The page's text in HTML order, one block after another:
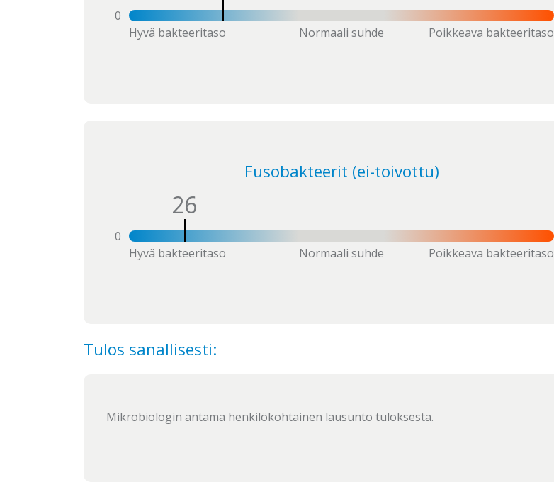
0
Hyvä bakteeritaso Normaali suhde Poikkeava bakteeritaso
Fusobakteerit (ei-toivottu)
0
26
Hyvä bakteeritaso Normaali suhde Poikkeava bakteeritaso
Tulos sanallisesti:
Mikrobiologin antama henkilökohtainen lausunto tuloksesta.